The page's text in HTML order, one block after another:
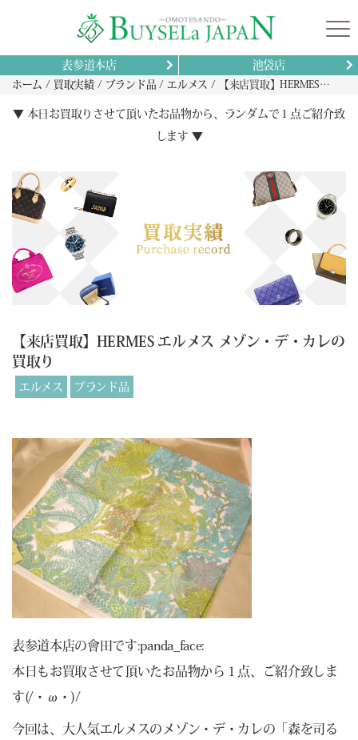
表参道本店 池袋店
ホーム 買取実績 ブランド品 エルメス 【来店買取】HERMES エルメス メゾン・デ・カレの買取り
▼ 本日お買取りさせて頂いたお品物から、ランダムで１点ご紹介致
します ▼
【来店買取】HERMES エルメス メゾン・デ・カレの
買取り
エルメス ブランド品
表参道本店の會田です:panda_face:
本日もお買取させて頂いたお品物から１点、ご紹介致しま
す(/・ω・)/
今回は、大人気エルメスのメゾン・デ・カレの「森を司る